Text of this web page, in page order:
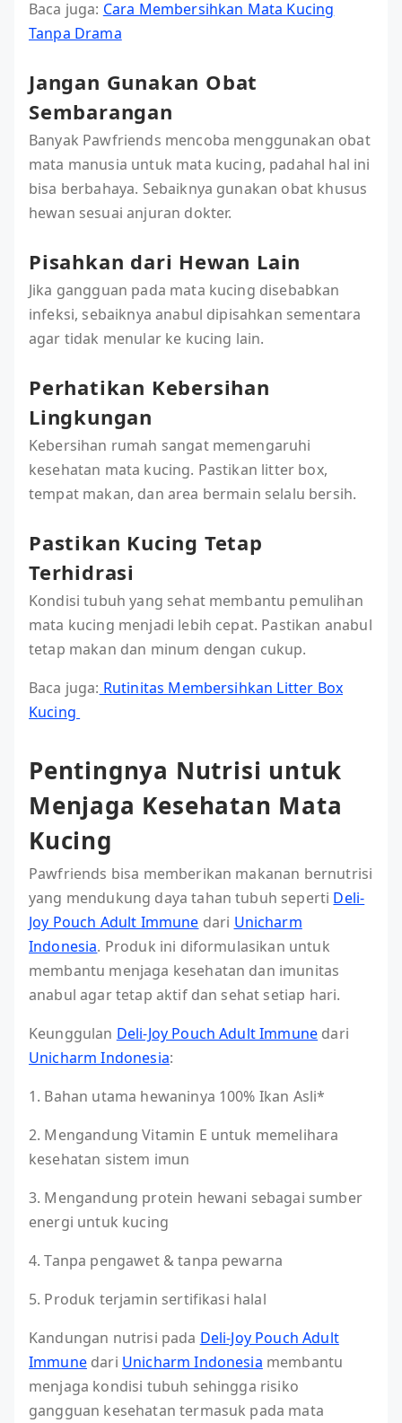
Baca juga: Cara Membersihkan Mata Kucing
Tanpa Drama
Jangan Gunakan Obat
Sembarangan
Banyak Pawfriends mencoba menggunakan obat
mata manusia untuk mata kucing, padahal hal ini
bisa berbahaya. Sebaiknya gunakan obat khusus
hewan sesuai anjuran dokter.
Pisahkan dari Hewan Lain
Jika gangguan pada mata kucing disebabkan
infeksi, sebaiknya anabul dipisahkan sementara
agar tidak menular ke kucing lain.
Perhatikan Kebersihan
Lingkungan
Kebersihan rumah sangat memengaruhi
kesehatan mata kucing. Pastikan litter box,
tempat makan, dan area bermain selalu bersih.
Pastikan Kucing Tetap
Terhidrasi
Kondisi tubuh yang sehat membantu pemulihan
mata kucing menjadi lebih cepat. Pastikan anabul
tetap makan dan minum dengan cukup.
Baca juga: Rutinitas Membersihkan Litter Box
Kucing
Pentingnya Nutrisi untuk
Menjaga Kesehatan Mata
Kucing
Pawfriends bisa memberikan makanan bernutrisi
yang mendukung daya tahan tubuh seperti Deli-
Joy Pouch Adult Immune dari Unicharm
Indonesia. Produk ini diformulasikan untuk
membantu menjaga kesehatan dan imunitas
anabul agar tetap aktif dan sehat setiap hari.
Keunggulan Deli-Joy Pouch Adult Immune dari
Unicharm Indonesia:
1. Bahan utama hewaninya 100% Ikan Asli*
2. Mengandung Vitamin E untuk memelihara
kesehatan sistem imun
3. Mengandung protein hewani sebagai sumber
energi untuk kucing
4. Tanpa pengawet & tanpa pewarna
5. Produk terjamin sertifikasi halal
Kandungan nutrisi pada Deli-Joy Pouch Adult
Immunedari Unicharm Indonesia membantu
menjaga kondisi tubuh sehingga risiko
gangguan kesehatan termasuk pada mata